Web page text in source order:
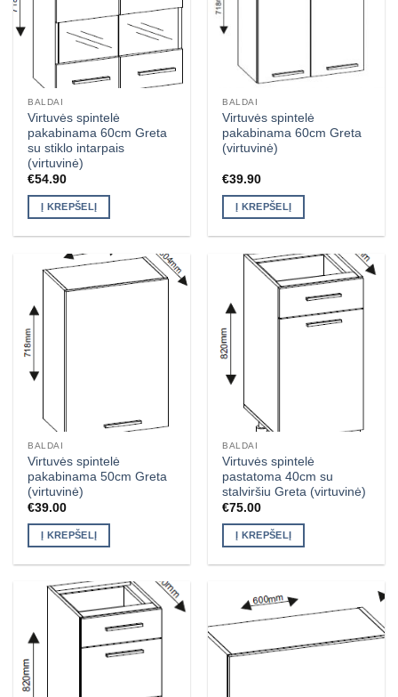
BALDAI
Virtuvės spintelė
pakabinama 60cm Greta
su stiklo intarpais
(virtuvinė)
€54.90
Į KREPŠELĮ
BALDAI
Virtuvės spintelė
pakabinama 60cm Greta
(virtuvinė)
€39.90
Į KREPŠELĮ
BALDAI
Virtuvės spintelė
pakabinama 50cm Greta
(virtuvinė)
€39.00
Į KREPŠELĮ
BALDAI
Virtuvės spintelė
pastatoma 40cm su
stalviršiu Greta (virtuvinė)
€75.00
Į KREPŠELĮ